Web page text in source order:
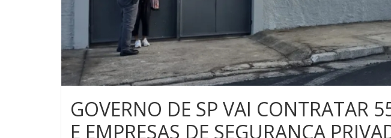
GOVERNO DE SP VAI CONTRATAR
E EMPRESAS DE SEGURANÇA